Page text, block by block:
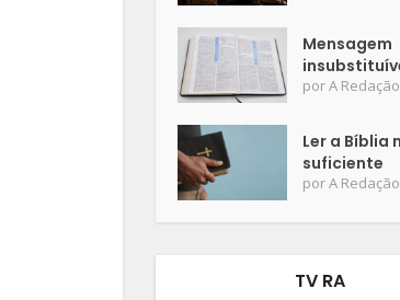
Mensagem
porA Redação
Ler a Bíblia
suficiente
porA Redação
TV RA